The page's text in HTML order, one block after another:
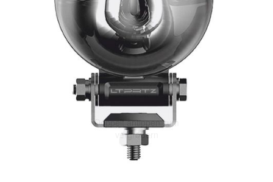
Doppelt antippen zum
vergrößern